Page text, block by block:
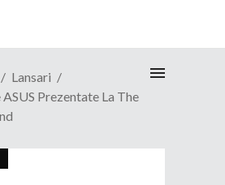
Lansari
Prezentate La The